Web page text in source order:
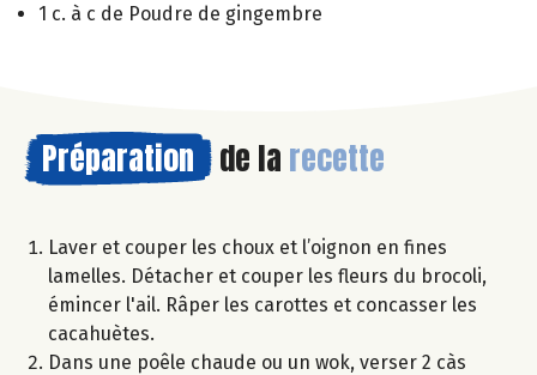
1 c. à c de Poudre de gingembre
Préparation de la recette
Laver et couper les choux et l’oignon en fines
lamelles. Détacher et couper les fleurs du brocoli,
émincer l'ail. Râper les carottes et concasser les
cacahuètes.
Dans une poêle chaude ou un wok, verser 2 càs